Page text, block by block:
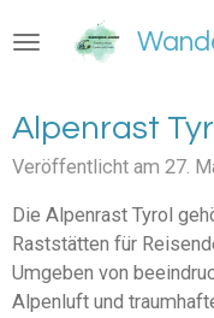
Hauptinhalt
Alpenrast
Veröffentlicht am 27.
Die Alpenrast Tyrol
Raststätten für
Umgeben von
Alpenluft und